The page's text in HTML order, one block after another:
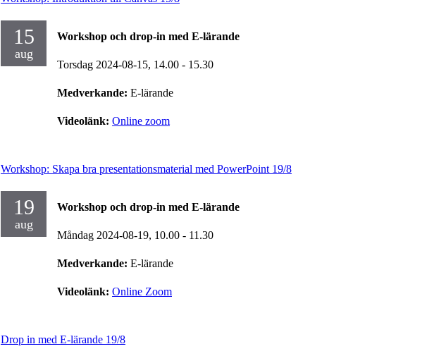
15
aug
Workshop och drop-in med E-lärande
Torsdag 2024-08-15, 14.00 - 15.30
Medverkande: E-lärande
Videolänk: Online zoom
Workshop: Skapa bra presentationsmaterial med PowerPoint 19/8
19
aug
Workshop och drop-in med E-lärande
Måndag 2024-08-19, 10.00 - 11.30
Medverkande: E-lärande
Videolänk: Online Zoom
Drop in med E-lärande 19/8